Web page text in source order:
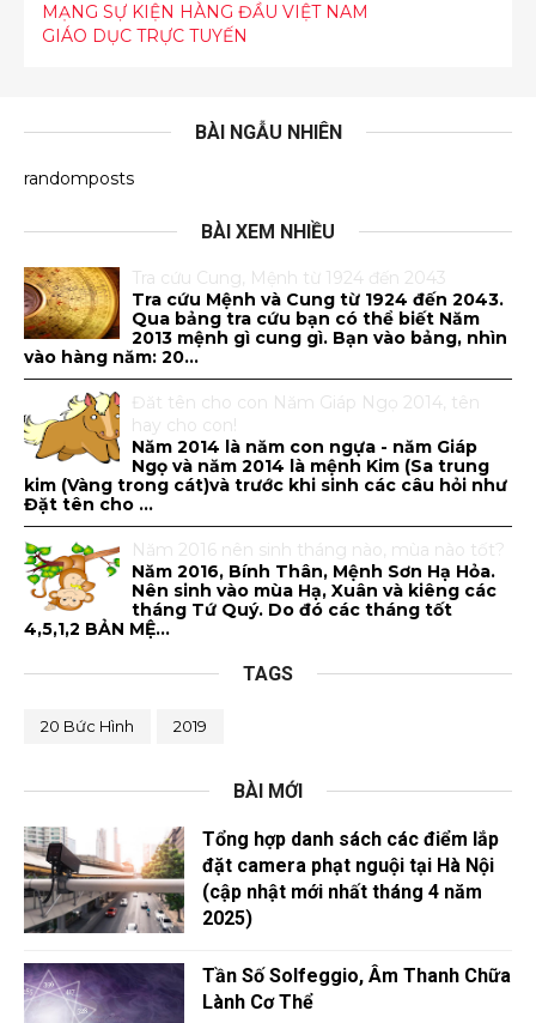
MẠNG SỰ KIỆN HÀNG ĐẦU VIỆT NAM
GIÁO DỤC TRỰC TUYẾN
BÀI NGẪU NHIÊN
randomposts
BÀI XEM NHIỀU
Tra cứu Cung, Mệnh từ 1924 đến 2043
Tra cứu Mệnh và Cung từ 1924 đến 2043.
Qua bảng tra cứu bạn có thể biết Năm
2013 mệnh gì cung gì. Bạn vào bảng, nhìn
vào hàng năm: 20...
Đăt tên cho con Năm Giáp Ngọ 2014, tên
hay cho con!
Năm 2014 là năm con ngựa - năm Giáp
Ngọ và năm 2014 là mệnh Kim (Sa trung
kim (Vàng trong cát)và trước khi sinh các câu hỏi như
Đặt tên cho ...
Năm 2016 nên sinh tháng nào, mùa nào tốt?
Năm 2016, Bính Thân, Mệnh Sơn Hạ Hỏa.
Nên sinh vào mùa Hạ, Xuân và kiêng các
tháng Tứ Quý. Do đó các tháng tốt
4,5,1,2 BẢN MỆ...
TAGS
20 Bức Hình 2019
BÀI MỚI
Tổng hợp danh sách các điểm lắp
đặt camera phạt nguội tại Hà Nội
(cập nhật mới nhất tháng 4 năm
2025)
Tần Số Solfeggio, Âm Thanh Chữa
Lành Cơ Thể